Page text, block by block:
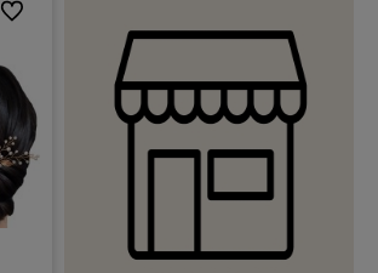
Do ulubionych